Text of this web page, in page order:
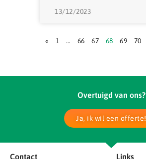
13/12/2023
« 1 … 66 67 68 69 70
Overtuigd van ons?
Ja, ik wil een offerte!
Contact Links